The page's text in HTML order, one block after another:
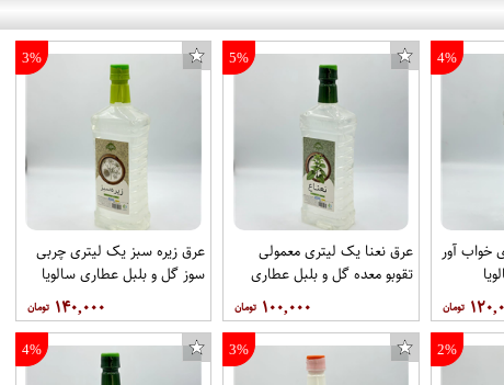
4%
خواب آور
5%
عرق نعنا یک لیتری معمولی
تقوبو معده گل و بلبل عطاری
۱۰۰,۰۰۰
3%
عرق زیره سبز یک لیتری چربی
سوز گل و بلبل عطاری سالویا
۱۴۰,۰۰۰
2%
3%
4%